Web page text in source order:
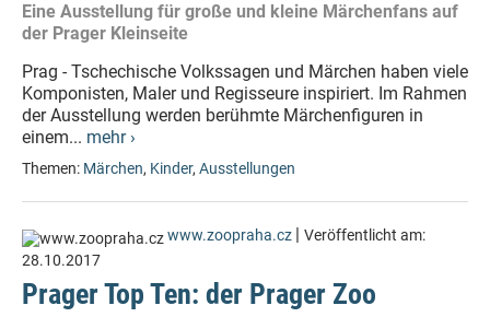
Eine Ausstellung für große und kleine Märchenfans auf
der Prager Kleinseite
Prag - Tschechische Volkssagen und Märchen haben viele
Komponisten, Maler und Regisseure inspiriert. Im Rahmen
der Ausstellung werden berühmte Märchenfiguren in
einem... mehr ›
Themen: Märchen, Kinder, Ausstellungen
www.zoopraha.cz | Veröffentlicht am:
28.10.2017
Prager Top Ten: der Prager Zoo